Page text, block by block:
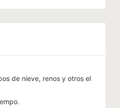
de nieve, renos y otros el